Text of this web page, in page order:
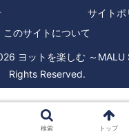
サイトポ
このサイトについて
ヨットを楽しむ ～MALU
Rights Reserved.
検索 トップ